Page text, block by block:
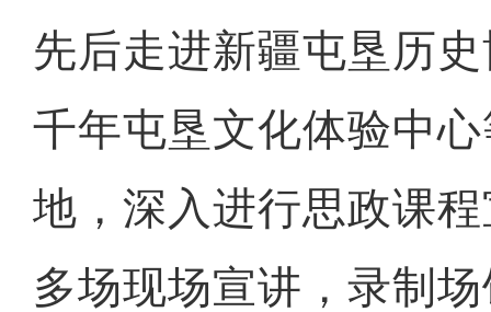
先后走进新疆屯垦历
千年屯垦文化体验中
地，深入进行思政课
多场现场宣讲，录制